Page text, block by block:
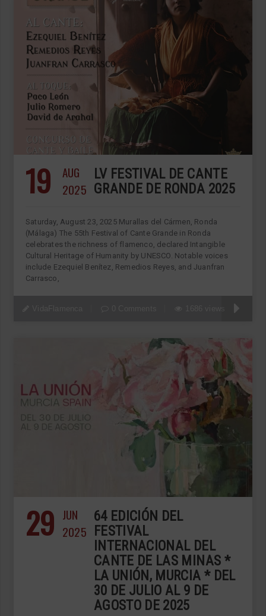
19
AUG
2025
LV FESTIVAL DE CANTE
GRANDE DE RONDA 2025
Saturday, August 23, 2025 Murallas del Cármen, Ronda
(Málaga) The 55th Festival of Cante Grande in Ronda
celebrates the richness of flamenco, declared Intangible
Cultural Heritage of Humanity by UNESCO. Notable voices
include Ezequiel Benítez, Remedios Reyes, and Juanfran
Carrasco,
29 JUN
2025
64 EDICIÓN DEL
FESTIVAL
INTERNACIONAL DEL
CANTE DE LAS MINAS *
LA UNIÓN, MURCIA * DEL
30 DE JULIO AL 9 DE
AGOSTO DE 2025